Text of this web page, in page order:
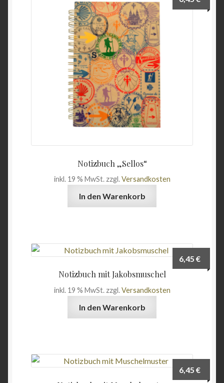
Notizbuch „Sellos“
inkl. 19 % MwSt. zzgl.Versandkosten
In den Warenkorb
Notizbuch mit Jakobsmuschel
6,45€
inkl. 19 % MwSt. zzgl.Versandkosten
In den Warenkorb
6,45€